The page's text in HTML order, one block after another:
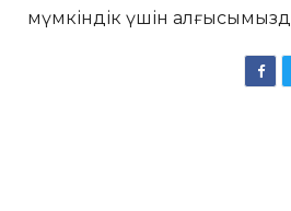
мүмкіндік үшін